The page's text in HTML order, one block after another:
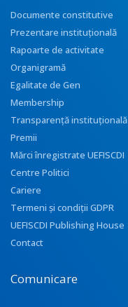
Documente constitutive
Prezentare instituţională
Rapoarte de activitate
Organigramă
Egalitate de Gen
Membership
Transparenţă instituţională
Premii
Mărci înregistrate UEFISCDI
Centre Politici
Cariere
Termeni și condiții GDPR
UEFISCDI Publishing House
Contact
Comunicare